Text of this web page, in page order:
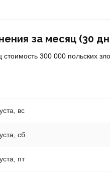
за месяц (30
стоимость 300 000 польских
вс
сб
пт